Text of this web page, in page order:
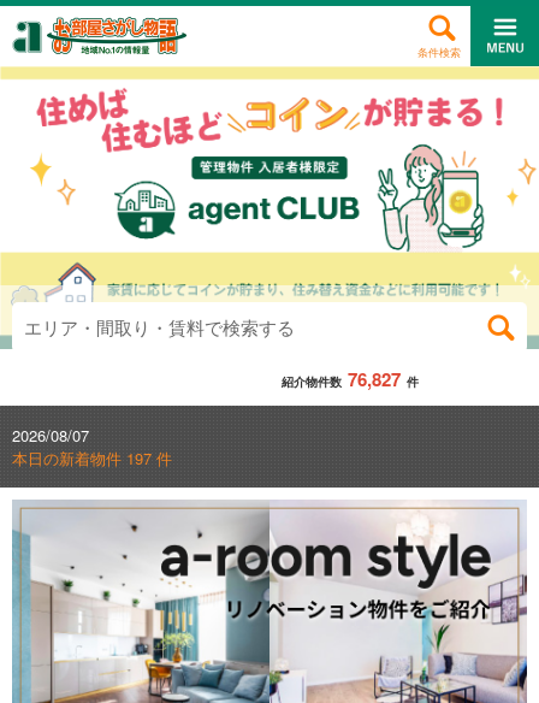
条件検索
紹介物件数 76,827 件
エリア・間取り・賃料で検索する
2026/08/07
本日の新着物件 197 件